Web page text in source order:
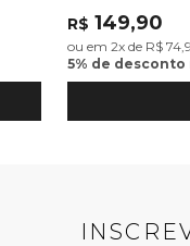
R$ 149,90
ou em 2x de R$
5% de desconto